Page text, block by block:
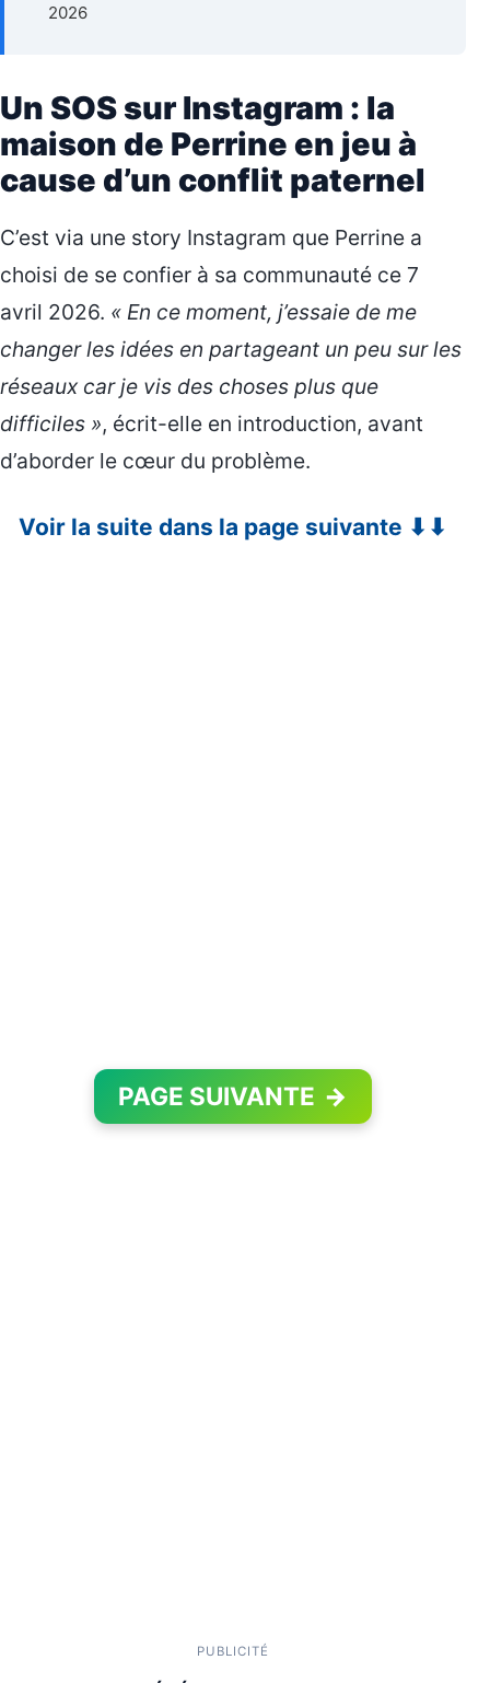
2026
Un SOS sur Instagram : la
maison de Perrine en jeu à
cause d’un conflit paternel
C’est via une story Instagram que Perrine a
choisi de se confier à sa communauté ce 7
avril 2026. « En ce moment, j’essaie de me
changer les idées en partageant un peu sur les
réseaux car je vis des choses plus que
difficiles », écrit-elle en introduction, avant
d’aborder le cœur du problème.
Voir la suite dans la page suivante ⬇⬇
PAGE SUIVANTE →
PUBLICITÉ